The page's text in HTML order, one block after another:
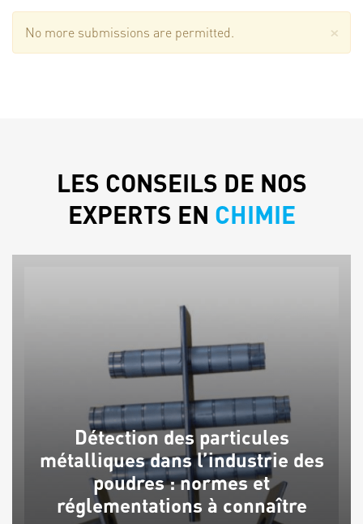
×
MESSAGE
D'AVERTISSEMENT
No more submissions are permitted.
LES CONSEILS DE NOS
EXPERTS EN CHIMIE
Détection des particules
métalliques dans l’industrie des
poudres : normes et
réglementations à connaître